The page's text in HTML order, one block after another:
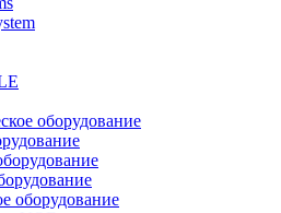
оборудование
оборудование